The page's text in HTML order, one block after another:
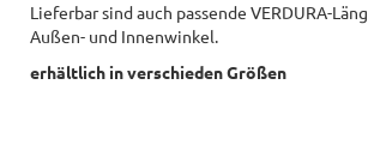
Lieferbar sind auch passende VERDURA-
Außen- und Innenwinkel.
erhältlich in verschieden Größen